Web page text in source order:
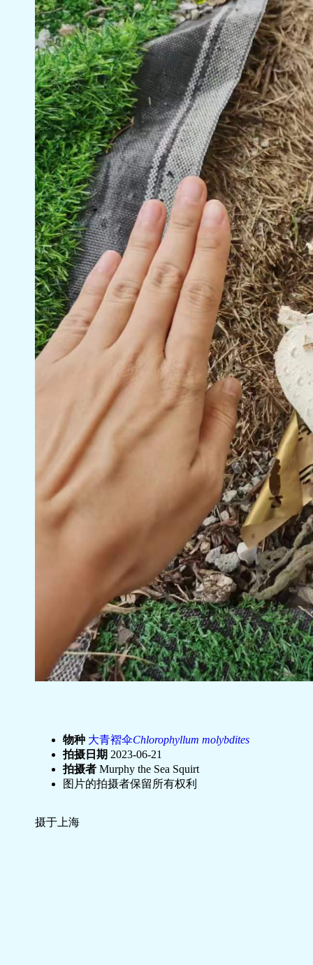
物种 大青褶伞Chlorophyllum molybdites
拍摄日期 2023-06-21
拍摄者 Murphy the Sea Squirt
图片的拍摄者保留所有权利
摄于上海